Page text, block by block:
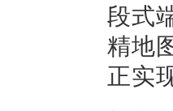
段式
精地
正实